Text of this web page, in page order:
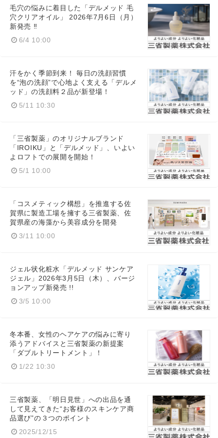
毛穴の悩みに着目した「デルメッド 毛
穴クリアオイル」 2026年7月6日（月）
新発売 ‼
6/4 10:00
汗をかく季節到来！ 毎日の洗顔習慣
を“泡の洗顔”で心地よく支える「デルメ
ッド」の洗顔料２品が新登場！
5/11 10:30
「三省製薬」のオリジナルブランド
「IROIKU」と「デルメッド」、いよい
よロフトでの展開を開始！
5/1 10:00
「コスメティック構想」を推進する佐
賀県に製造工場を擁する三省製薬、佐
賀県産の海藻から美容成分を開発
3/11 10:00
ジェル状化粧水「デルメッド サンケア
ジェル」2026年3月5日（木）、バージ
ョンアップ新発売 !!
3/5 10:00
冬本番、女性のヘアケアの悩みに寄り
添うアドバイスと三省製薬の新提案
「ダブルトリートメント」！
1/22 10:30
三省製薬、「明日見世」への出品を通
して見えてきた“お客様のスキンケア商
品選び”の３つのポイント
2025/12/15